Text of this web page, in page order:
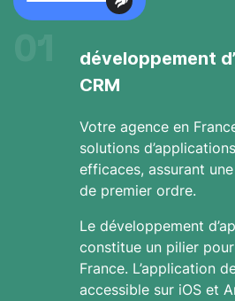
développement
CRM
Votre agence en
solutions
efficaces, assurant
de premier ordre.
Le développement
constitue un pilier
France. L’application
accessible sur iOS et